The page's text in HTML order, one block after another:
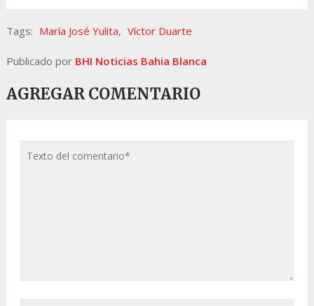
Tags: María José Yulita, Víctor Duarte
Publicado por BHI Noticias Bahia Blanca
AGREGAR COMENTARIO